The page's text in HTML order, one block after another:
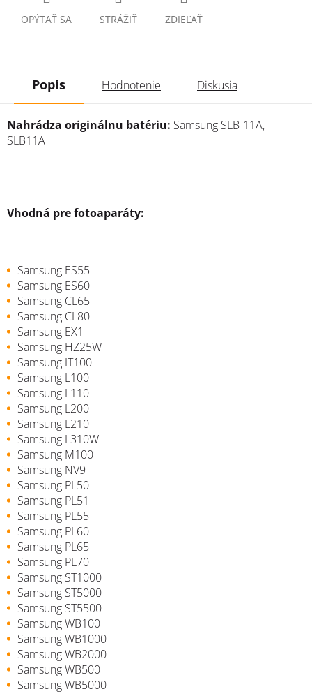
OPÝTAŤ SA STRÁŽIŤ ZDIEĽAŤ
Popis Hodnotenie Diskusia
Nahrádza originálnu batériu: Samsung SLB-11A,
SLB11A
Vhodná pre fotoaparáty:
Samsung ES55
Samsung ES60
Samsung CL65
Samsung CL80
Samsung EX1
Samsung HZ25W
Samsung IT100
Samsung L100
Samsung L110
Samsung L200
Samsung L210
Samsung L310W
Samsung M100
Samsung NV9
Samsung PL50
Samsung PL51
Samsung PL55
Samsung PL60
Samsung PL65
Samsung PL70
Samsung ST1000
Samsung ST5000
Samsung ST5500
Samsung WB100
Samsung WB1000
Samsung WB2000
Samsung WB500
Samsung WB5000